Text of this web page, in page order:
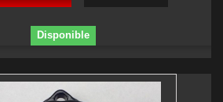
Disponible